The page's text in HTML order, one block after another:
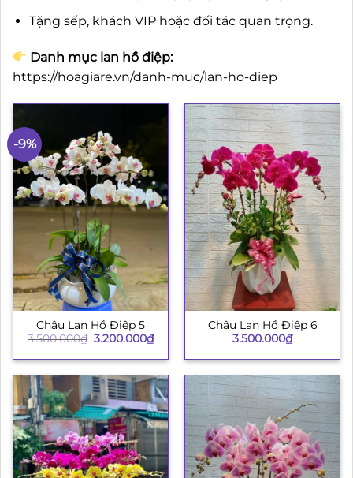
Tặng sếp, khách VIP hoặc đối tác quan trọng.
Danh mục lan hồ điệp:
https://hoagiare.vn/danh-muc/lan-ho-diep
-9%
Chậu Lan Hồ Điệp 5
3.500.000₫ Giá
là:
3.200.000₫Giá
hiện
tại
3.200.000₫.
Chậu Lan Hồ Điệp 6
3.500.000₫